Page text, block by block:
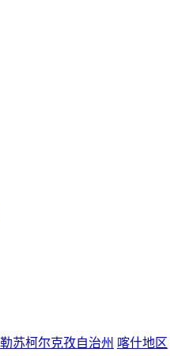
苏柯尔克孜自治州 喀什地区